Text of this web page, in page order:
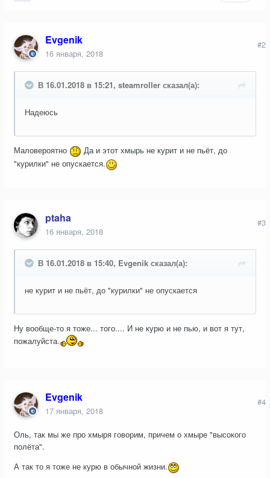
Evgenik
16 января, 2018
#2
В 16.01.2018 в 15:21, steamroller сказал(а):
Надеюсь
Маловероятно
Да и этот хмырь не курит и не пьёт, до
"курилки" не опускается.
ptaha
16 января, 2018
#3
В 16.01.2018 в 15:40, Evgenik сказал(а):
не курит и не пьёт, до "курилки" не опускается
Ну вообще-то я тоже... того.... И не курю и не пью, и вот я тут,
пожалуйста.
Evgenik
17 января, 2018
#4
Оль, так мы же про хмыря говорим, причем о хмыре "высокого
полёта".
А так то я тоже не курю в обычной жизни.